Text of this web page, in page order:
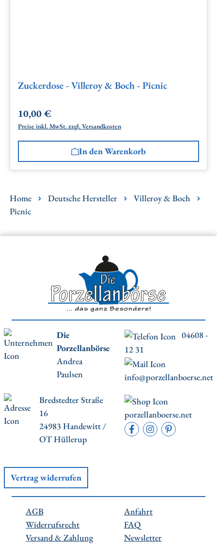
Zuckerdose - Villeroy & Boch - Picnic
Regulärer Preis:
10,00 €
Preise inkl. MwSt. zzgl. Versandkosten
In den Warenkorb
Home Deutsche Hersteller
Villeroy & Boch
Picnic
Die
Porzellanbörse
Andrea
Paulsen
04608 -
12 31
info@porzellanboerse.net
Bredstedter Straße
16
24983 Handewitt /
OT Hüllerup
porzellanboerse.net
Vertrag widerrufen
AGB
Widerrufsrecht
Versand & Zahlung
Anfahrt
FAQ
Newsletter